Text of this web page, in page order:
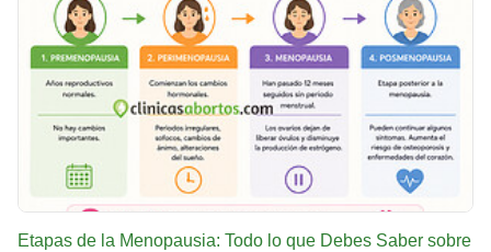
Etapas de la Menopausia: Todo lo que Debes Saber sobre